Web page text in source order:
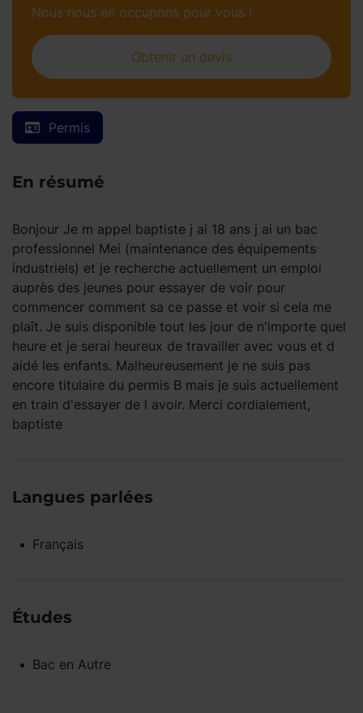
Permis
En résumé
Bonjour Je m appel baptiste j ai 18 ans j ai un bac
professionnel Mei (maintenance des équipements
industriels) et je recherche actuellement un emploi
auprès des jeunes pour essayer de voir pour
commencer comment sa ce passe et voir si cela me
plaît. Je suis disponible tout les jour de n'importe quel
heure et je serai heureux de travailler avec vous et d
aidé les enfants. Malheureusement je ne suis pas
encore titulaire du permis B mais je suis actuellement
en train d'essayer de l avoir. Merci cordialement,
baptiste
Langues parlées
Français
Études
Bac en Autre
Nous nous en occupons pour vous !
Obtenir un devis